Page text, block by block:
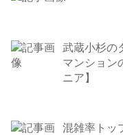
武蔵小杉の
マンション
ニア】
混雑率トッ